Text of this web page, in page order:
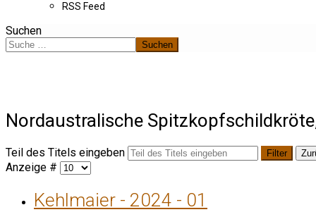
RSS Feed
Suchen
Suchen
Nordaustralische
Teil des Titels eingeben Filter
Anzeige #
Kehlmaier - 2024 - 01